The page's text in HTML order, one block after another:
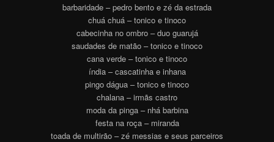
barbaridade – pedro bento e zé da estrada
chuá chuá – tonico e tinoco
cabecinha no ombro – duo guarujá
saudades de matão – tonico e tinoco
cana verde – tonico e tinoco
índia – cascatinha e inhana
pingo dágua – tonico e tinoco
chalana – irmãs castro
moda da pinga – nhá barbina
festa na roça – miranda
toada de multirão – zé messias e seus parceiros